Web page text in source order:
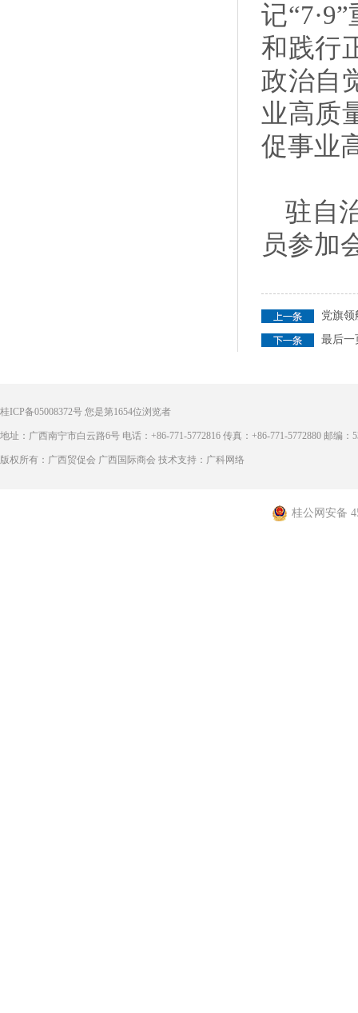
记
和践行
政治自
业高质
促事业
驻自
员参加
党旗
最后一
桂ICP备05008372号 您是第1654位浏览者
地址：广西南宁市白云路6号 电话：+86-771-5772816 传真：+86-771-5772880 邮编：
版权所有：广西贸促会 广西国际商会 技术支持：广科网络
桂公网安备